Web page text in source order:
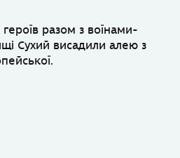
героїв разом з воїнами-
Сухий висадили алею з